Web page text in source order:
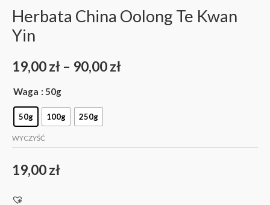
Herbata China Oolong Te Kwan
Yin
19,00zł – 90,00zł
Waga : 50g
50g 100g 250g
WYCZYŚĆ
19,00zł